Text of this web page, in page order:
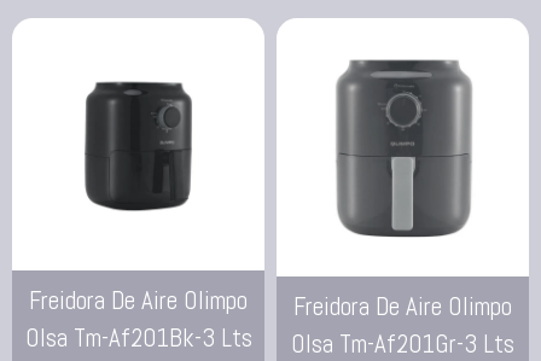
Freidora De Aire Olimpo
Olsa Tm-Af201Bk-3 Lts
Freidora De Aire Olimpo
Olsa Tm-Af201Gr-3 Lts